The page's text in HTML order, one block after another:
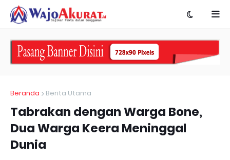
Beranda Berita Utama
Tabrakan dengan Warga Bone,
Dua Warga Keera Meninggal
Dunia